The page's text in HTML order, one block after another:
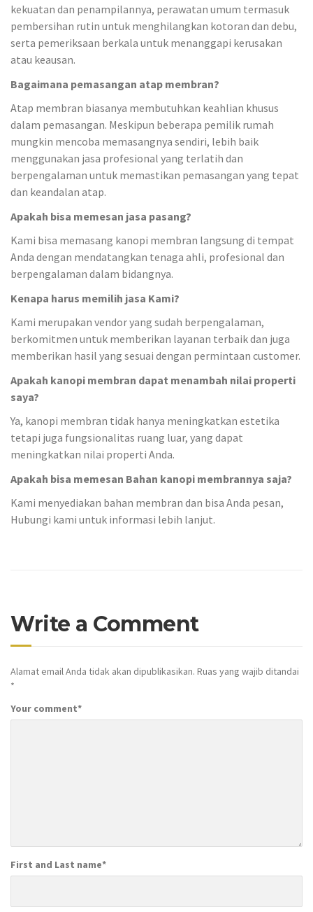
kekuatan dan penampilannya, perawatan umum termasuk
pembersihan rutin untuk menghilangkan kotoran dan debu,
serta pemeriksaan berkala untuk menanggapi kerusakan
atau keausan.
Bagaimana pemasangan atap membran?
Atap membran biasanya membutuhkan keahlian khusus
dalam pemasangan. Meskipun beberapa pemilik rumah
mungkin mencoba memasangnya sendiri, lebih baik
menggunakan jasa profesional yang terlatih dan
berpengalaman untuk memastikan pemasangan yang tepat
dan keandalan atap.
Apakah bisa memesan jasa pasang?
Kami bisa memasang kanopi membran langsung di tempat
Anda dengan mendatangkan tenaga ahli, profesional dan
berpengalaman dalam bidangnya.
Kenapa harus memilih jasa Kami?
Kami merupakan vendor yang sudah berpengalaman,
berkomitmen untuk memberikan layanan terbaik dan juga
memberikan hasil yang sesuai dengan permintaan customer.
Apakah kanopi membran dapat menambah nilai properti
saya?
Ya, kanopi membran tidak hanya meningkatkan estetika
tetapi juga fungsionalitas ruang luar, yang dapat
meningkatkan nilai properti Anda.
Apakah bisa memesan Bahan kanopi membrannya saja?
Kami menyediakan bahan membran dan bisa Anda pesan,
Hubungi kami untuk informasi lebih lanjut.
Write a Comment
Alamat email Anda tidak akan dipublikasikan. Ruas yang wajib ditandai
*
Your comment*
First and Last name*